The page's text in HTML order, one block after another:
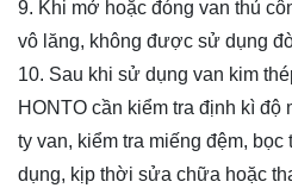
9. Khi mở hoặc đóng van thủ
vô lăng, không được sử dụng
10. Sau khi sử dụng van kim
HONTO cần kiểm tra định kì độ
ty van, kiểm tra miếng đệm, bọc
dụng, kịp thời sửa chữa hoặc